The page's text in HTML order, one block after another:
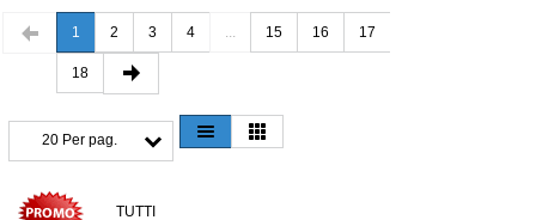
1 2 3 4 15 16 17
18
20 Per pag.
TUTTI